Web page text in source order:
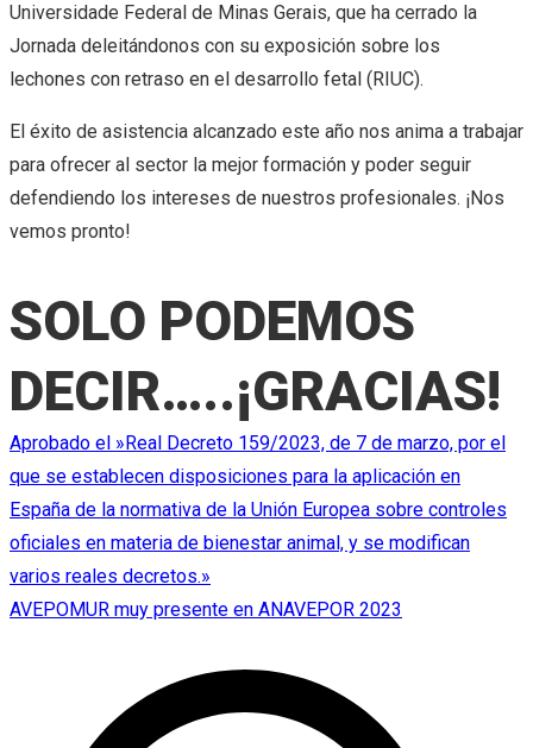
Universidade Federal de Minas Gerais, que ha cerrado la
Jornada deleitándonos con su exposición sobre los
lechones con retraso en el desarrollo fetal (RIUC).
El éxito de asistencia alcanzado este año nos anima a trabajar
para ofrecer al sector la mejor formación y poder seguir
defendiendo los intereses de nuestros profesionales. ¡Nos
vemos pronto!
SOLO PODEMOS
DECIR…..¡GRACIAS!
Navegación
de
entradas
Aprobado el »Real Decreto 159/2023, de 7 de marzo, por el
que se establecen disposiciones para la aplicación en
España de la normativa de la Unión Europea sobre controles
oficiales en materia de bienestar animal, y se modifican
varios reales decretos.»
AVEPOMUR muy presente en ANAVEPOR 2023